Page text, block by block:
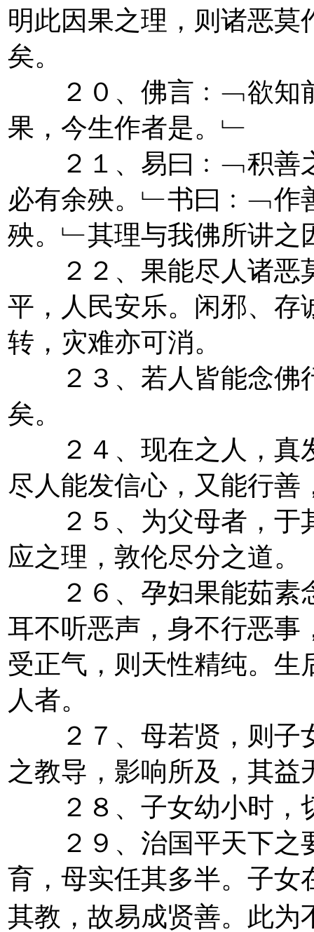
明此因果之理，则诸恶莫
矣。
２０、佛言﹕﹁欲知
果，今生作者是。﹂
２１、易曰﹕﹁积善
必有余殃。﹂书曰﹕﹁
殃。﹂其理与我佛所讲之
２２、果能尽人诸恶
平，人民安乐。闲邪、存
转，灾难亦可消。
２３、若人皆能念佛
矣。
２４、现在之人，真
尽人能发信心，又能行善
２５、为父母者，于
应之理，敦伦尽分之道。
２６、孕妇果能茹素
耳不听恶声，身不行恶事
受正气，则天性精纯。生
人者。
２７、母若贤，则子
之教导，影响所及，其益
２８、子女幼小时，
２９、治国平天下之
育，母实任其多半。子女
其教，故易成贤善。此为